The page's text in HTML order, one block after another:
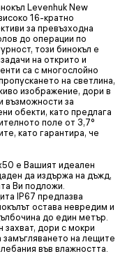
Levenhuk New
16-кратно
за превъзходна
до операции по
този бинокъл е
на открито и
са с многослойно
на светлина,
изображение, дори в
възможности за
обекти, като предлага
поле от 3,7°
като гарантира, че
е Вашият идеален
да издържа на дъжд,
Ви подложи.
IP67 предпазва
остава невредим и
до един метър.
захват, дори с мокри
на лещите
във влажността.